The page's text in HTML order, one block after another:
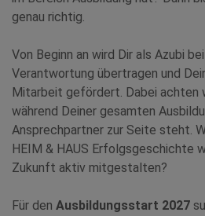
genau richtig.
Von Beginn an wird Dir als Azubi
Verantwortung übertragen und
Mitarbeit gefördert. Dabei achten
während Deiner gesamten
Ansprechpartner zur Seite steht.
HEIM & HAUS Erfolgsgeschichte
Zukunft aktiv mitgestalten?
Für den Ausbildungsstart 2027